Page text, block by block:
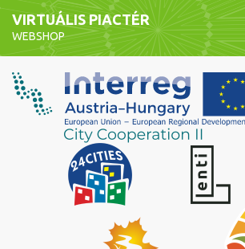
VIRTUÁLIS PIACTÉR
WEBSHOP